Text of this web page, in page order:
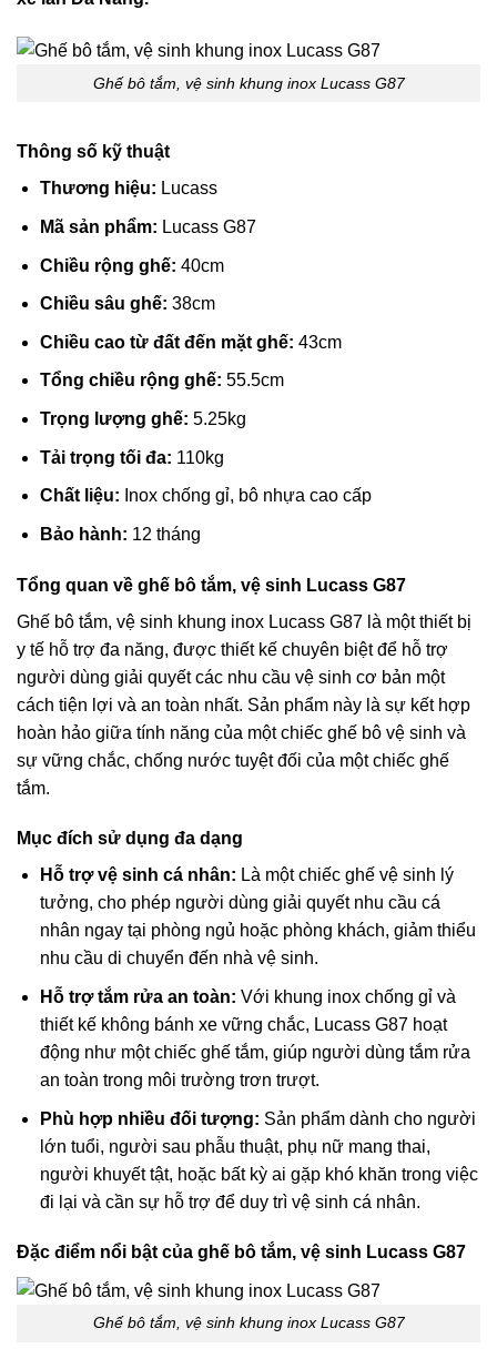
Ghế bô tắm, vệ sinh khung inox Lucass G87
Thông số kỹ thuật
Thương hiệu: Lucass
Mã sản phẩm: Lucass G87
Chiều rộng ghế: 40cm
Chiều sâu ghế: 38cm
Chiều cao từ đất đến mặt ghế: 43cm
Tổng chiều rộng ghế: 55.5cm
Trọng lượng ghế: 5.25kg
Tải trọng tối đa: 110kg
Chất liệu: Inox chống gỉ, bô nhựa cao cấp
Bảo hành: 12 tháng
Tổng quan về ghế bô tắm, vệ sinh Lucass G87
Ghế bô tắm, vệ sinh khung inox Lucass G87 là một thiết bị
y tế hỗ trợ đa năng, được thiết kế chuyên biệt để hỗ trợ
người dùng giải quyết các nhu cầu vệ sinh cơ bản một
cách tiện lợi và an toàn nhất. Sản phẩm này là sự kết hợp
hoàn hảo giữa tính năng của một chiếc ghế bô vệ sinh và
sự vững chắc, chống nước tuyệt đối của một chiếc ghế
tắm.
Mục đích sử dụng đa dạng
Hỗ trợ vệ sinh cá nhân: Là một chiếc ghế vệ sinh lý
tưởng, cho phép người dùng giải quyết nhu cầu cá
nhân ngay tại phòng ngủ hoặc phòng khách, giảm thiểu
nhu cầu di chuyển đến nhà vệ sinh.
Hỗ trợ tắm rửa an toàn: Với khung inox chống gỉ và
thiết kế không bánh xe vững chắc, Lucass G87 hoạt
động như một chiếc ghế tắm, giúp người dùng tắm rửa
an toàn trong môi trường trơn trượt.
Phù hợp nhiều đối tượng: Sản phẩm dành cho người
lớn tuổi, người sau phẫu thuật, phụ nữ mang thai,
người khuyết tật, hoặc bất kỳ ai gặp khó khăn trong việc
đi lại và cần sự hỗ trợ để duy trì vệ sinh cá nhân.
Đặc điểm nổi bật của ghế bô tắm, vệ sinh Lucass G87
Ghế bô tắm, vệ sinh khung inox Lucass G87